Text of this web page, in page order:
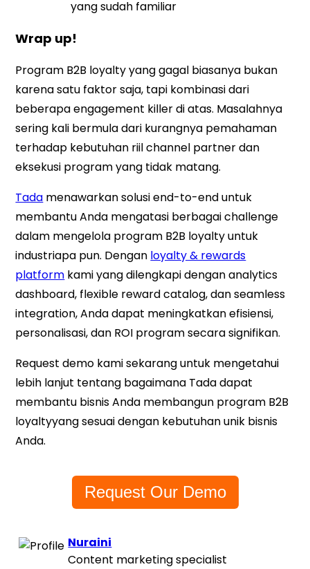
yang sudah familiar
Wrap up!
Program B2B loyalty yang gagal biasanya bukan
karena satu faktor saja, tapi kombinasi dari
beberapa engagement killer di atas. Masalahnya
sering kali bermula dari kurangnya pemahaman
terhadap kebutuhan riil channel partner dan
eksekusi program yang tidak matang.
Tada menawarkan solusi end-to-end untuk
membantu Anda mengatasi berbagai challenge
dalam mengelola program B2B loyalty untuk
industriapa pun. Dengan loyalty & rewards
platform kami yang dilengkapi dengan analytics
dashboard, flexible reward catalog, dan seamless
integration, Anda dapat meningkatkan efisiensi,
personalisasi, dan ROI program secara signifikan.
Request demo kami sekarang untuk mengetahui
lebih lanjut tentang bagaimana Tada dapat
membantu bisnis Anda membangun program B2B
loyaltyyang sesuai dengan kebutuhan unik bisnis
Anda.
Request Our Demo
Nuraini
Content marketing specialist